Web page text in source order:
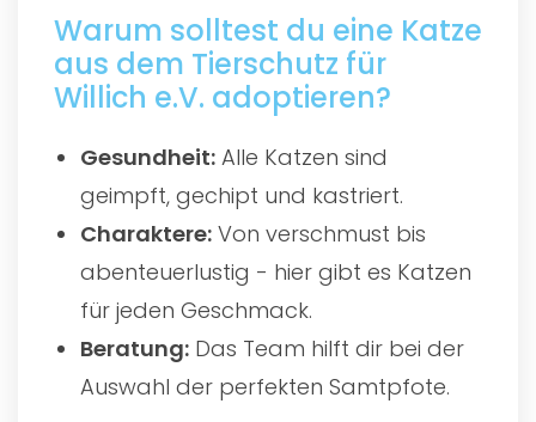
Warum solltest du eine Katze
aus dem Tierschutz für
Willich e.V. adoptieren?
Gesundheit: Alle Katzen sind
geimpft, gechipt und kastriert.
Charaktere: Von verschmust bis
abenteuerlustig - hier gibt es Katzen
für jeden Geschmack.
Beratung: Das Team hilft dir bei der
Auswahl der perfekten Samtpfote.